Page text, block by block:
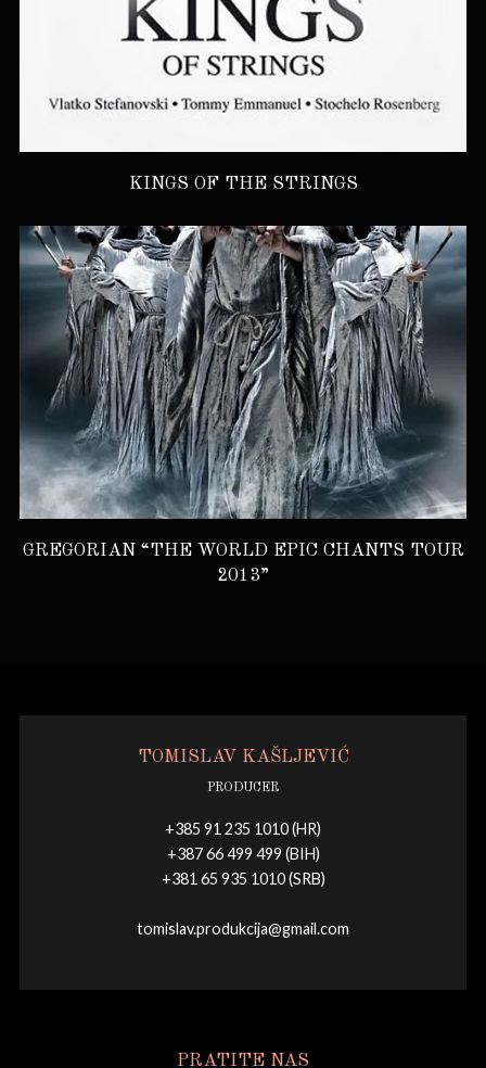
KINGS OF THE STRINGS
GREGORIAN “THE WORLD EPIC CHANTS TOUR
2013”
TOMISLAV KAŠLJEVIĆ
PRODUCER
+385 91 235 1010 (HR)
+387 66 499 499 (BIH)
+381 65 935 1010 (SRB)
tomislav.produkcija@gmail.com
PRATITE NAS